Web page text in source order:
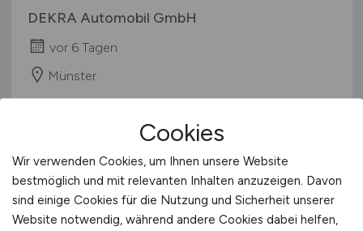
DEKRA Automobil GmbH
vor 6 Tagen
Münster
Cookies
Wir verwenden Cookies, um Ihnen unsere Website
bestmöglich und mit relevanten Inhalten anzuzeigen. Davon
sind einige Cookies für die Nutzung und Sicherheit unserer
Website notwendig, während andere Cookies dabei helfen,